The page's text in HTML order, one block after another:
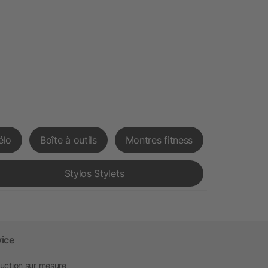
Boîte à outils Montres fitness
Stylos Stylets
sur mesure